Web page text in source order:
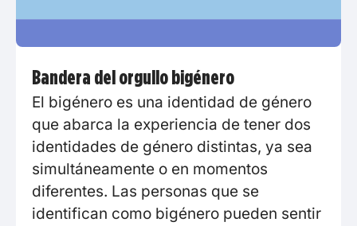
Bandera del orgullo bigénero
El bigénero es una identidad de género
que abarca la experiencia de tener dos
identidades de género distintas, ya sea
simultáneamente o en momentos
diferentes. Las personas que se
identifican como bigénero pueden sentir